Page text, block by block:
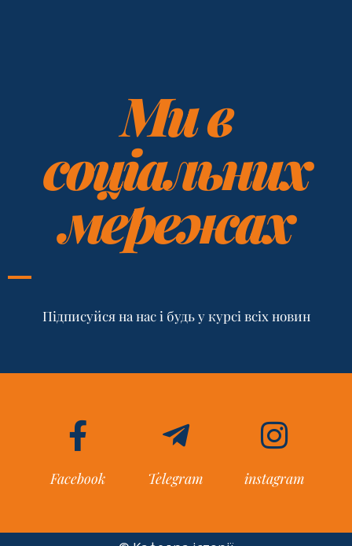
Ми в
соціальних
мережах
Підписуйся на нас і будь у курсі всіх новин
Facebook Telegram instagram